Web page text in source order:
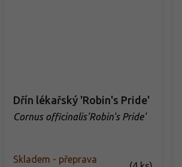
Dřín lékařský 'Robin's Pride'
Cornus officinalis'Robin's Pride'
Skladem - přeprava